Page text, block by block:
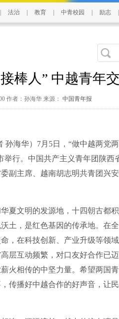
法治 教育 中青校园 励志
棒人” 中越青年
作者：孙海华 来源： 中国青年报
海华）7月5日，“做中越两党
行。中国共产主义青年团陕西
副主席、越南胡志明共青团兴
文明的发源地，十四朝古都
土，是红色基因的传承地。在
，在科技创新、产业升级等领
层互动频繁，对口友好合作已
火相传的中坚力量。希望两国
传播好中越合作的好声音，让